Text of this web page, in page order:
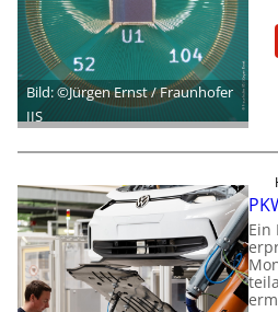
Bild: ©Jürgen Ernst / Fraunhofer
IIS
Ein